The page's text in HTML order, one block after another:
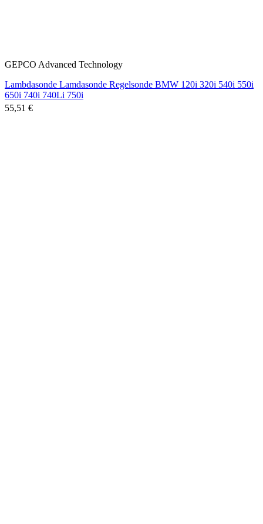
GEPCO Advanced Technology
Lambdasonde Lamdasonde Regelsonde BMW 120i 320i 540i 550i
650i 740i 740Li 750i
55,51 €